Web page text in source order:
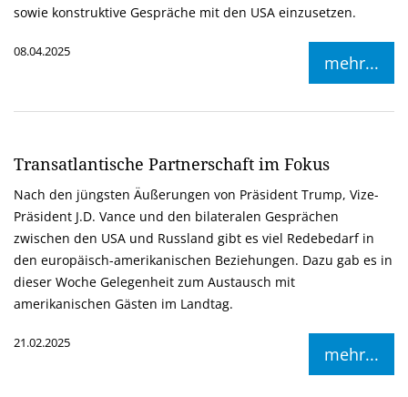
sowie konstruktive Gespräche mit den USA einzusetzen.
08.04.2025
mehr...
Transatlantische Partnerschaft im Fokus
Nach den jüngsten Äußerungen von Präsident Trump, Vize-
Präsident J.D. Vance und den bilateralen Gesprächen
zwischen den USA und Russland gibt es viel Redebedarf in
den europäisch-amerikanischen Beziehungen. Dazu gab es in
dieser Woche Gelegenheit zum Austausch mit
amerikanischen Gästen im Landtag.
21.02.2025
mehr...